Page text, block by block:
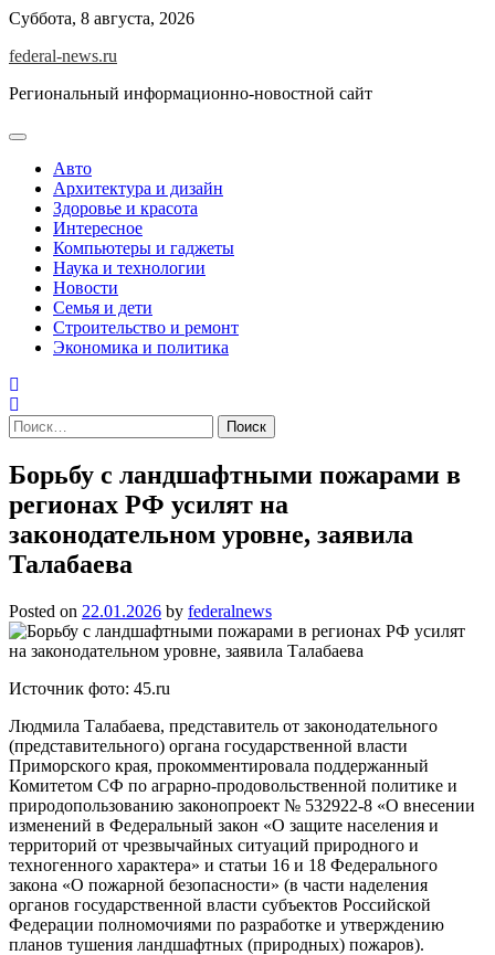
Skip
content
Суббота, 8 августа, 2026
federal-news.ru
Региональный информационно-новостной сайт
Авто
Архитектура и дизайн
Здоровье и красота
Интересное
Компьютеры и гаджеты
Наука и технологии
Новости
Семья и дети
Строительство и ремонт
Экономика и политика
Найти:
Борьбу с ландшафтными пожарами в
регионах РФ усилят на
законодательном уровне, заявила
Талабаева
Posted on 22.01.2026 by federalnews
Источник фото: 45.ru
Людмила Талабаева, представитель от законодательного
(представительного) органа государственной власти
Приморского края, прокомментировала поддержанный
Комитетом СФ по аграрно-продовольственной политике и
природопользованию законопроект № 532922-8 «О внесении
изменений в Федеральный закон «О защите населения и
территорий от чрезвычайных ситуаций природного и
техногенного характера» и статьи 16 и 18 Федерального
закона «О пожарной безопасности» (в части наделения
органов государственной власти субъектов Российской
Федерации полномочиями по разработке и утверждению
планов тушения ландшафтных (природных) пожаров).